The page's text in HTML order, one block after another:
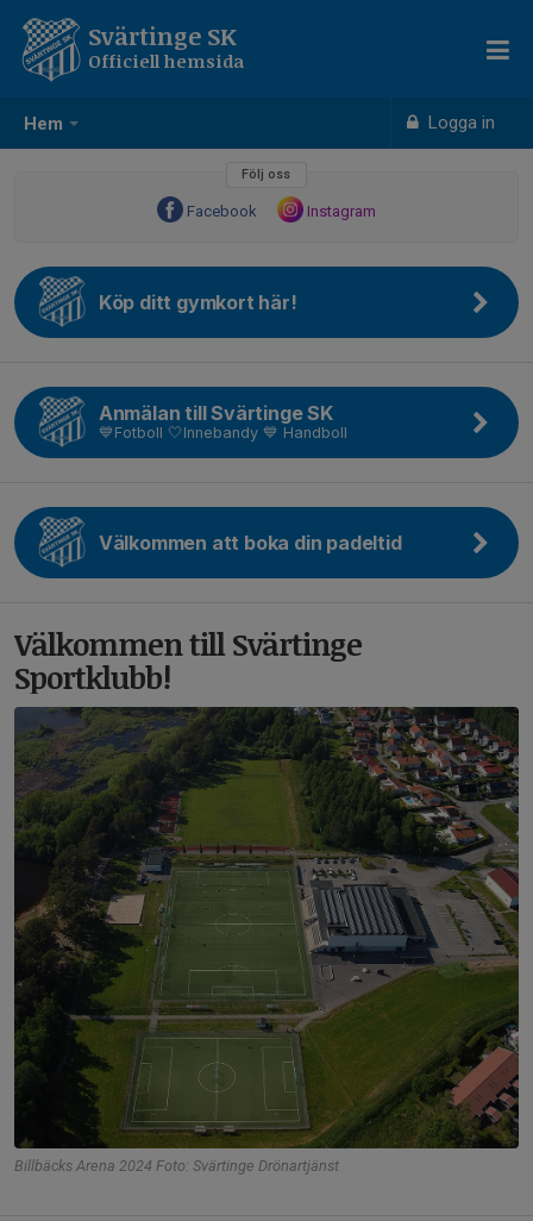
Hem Logga in
Svärtinge SK
Officiell hemsida
Följ oss
Facebook Instagram
Köp ditt gymkort här!
Anmälan till Svärtinge SK
💙Fotboll 🤍Innebandy 💙 Handboll
Välkommen att boka din padeltid
Välkommen till Svärtinge
Sportklubb!
Billbäcks Arena 2024 Foto: Svärtinge Drönartjänst